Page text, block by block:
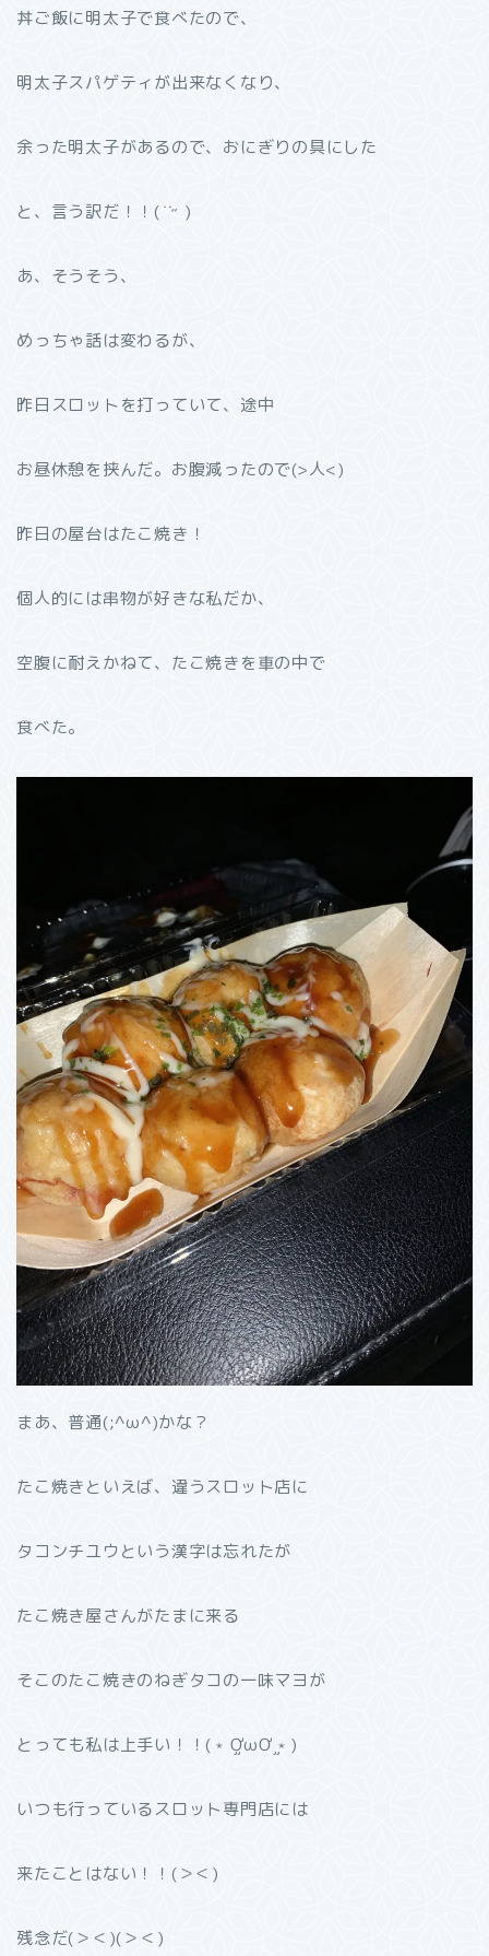
丼ご飯に明太子で食べたので、
明太子スパゲティが出来なくなり、
余った明太子があるので、おにぎりの具にした
と、言う訳だ！！( ̇ ̇˶ )
あ、そうそう、
めっちゃ話は変わるが、
昨日スロットを打っていて、途中
お昼休憩を挟んだ。お腹減ったので(>人<)
昨日の屋台はたこ焼き！
個人的には串物が好きな私だか、
空腹に耐えかねて、たこ焼きを車の中で
食べた。
まあ、普通(;^ω^)かな？
たこ焼きといえば、違うスロット店に
タコンチユウという漢字は忘れたが
たこ焼き屋さんがたまに来る
そこのたこ焼きのねぎタコの一味マヨが
とっても私は上手い！！(﹡֦ƠωƠ֦﹡)
いつも行っているスロット専門店には
来たことはない！！(＞＜)
残念だ(＞＜)(＞＜)